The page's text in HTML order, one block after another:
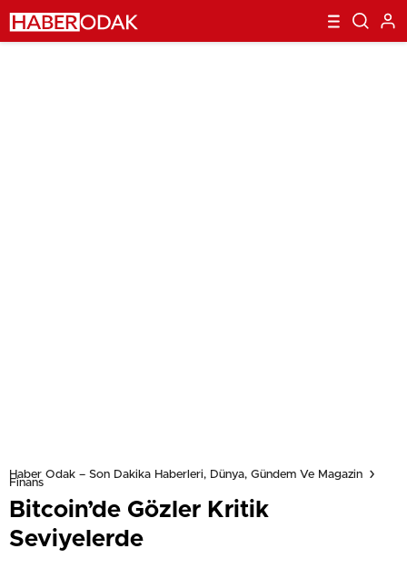
Haber Odak – Son Dakika Haberleri, Dünya, Gündem Ve Magazin
Finans
Bitcoin’de Gözler Kritik
Seviyelerde